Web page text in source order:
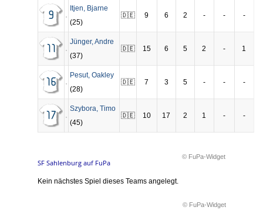
9
Itjen, Bjarne
(25)
🇩🇪 9 6 2 - - -
11
Jünger,Andre
(37)
🇩🇪 15 6 5 2 - 1
16
Pesut, Oakley
(28)
🇩🇪 7 3 5 - - -
17
Szybora, Timo
(45)
🇩🇪 10 17 2 1 - -
© FuPa-Widget
SF Sahlenburg auf FuPa